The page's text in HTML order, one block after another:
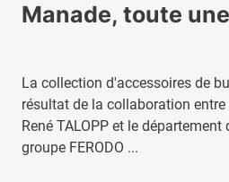
Manade, toute
La collection d'accessoires de
résultat de la collaboration entre
René TALOPP et le département
groupe FERODO ...